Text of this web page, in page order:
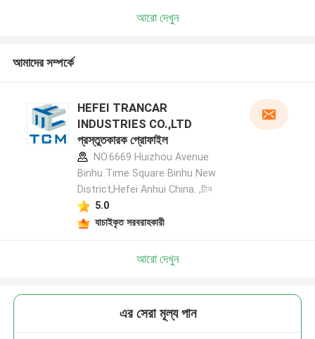
আরো দেখুন
আমাদের সম্পর্কে
HEFEI TRANCAR
INDUSTRIES CO.,LTD
প্রস্তুতকারক প্রোফাইল
NO.6669 Huizhou Avenue
Binhu Time Square Binhu New
District,Hefei Anhui China. ,চীন
5.0
যাচাইকৃত সরবরাহকারী
আরো দেখুন
এর সেরা মূল্য পান